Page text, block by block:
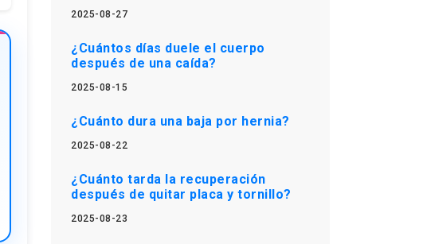
2025-08-27
¿Cuántos días duele el cuerpo
después de una caída?
2025-08-15
¿Cuánto dura una baja por hernia?
2025-08-22
¿Cuánto tarda la recuperación
después de quitar placa y tornillo?
2025-08-23